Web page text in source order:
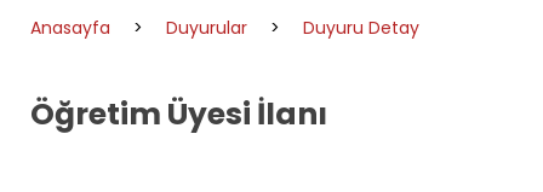
Anasayfa > Duyurular > Duyuru Detay
Öğretim Üyesi İlanı